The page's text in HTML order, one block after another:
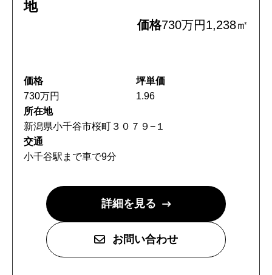
イベント申し込み
お知らせ
用語集
本社
地
価格730万円1,238㎡
価格
730万円
坪単価
1.96
所在地
新潟県小千谷市桜町３０７９−１
交通
小千谷駅まで車で9分
詳細を見る
お問い合わせ